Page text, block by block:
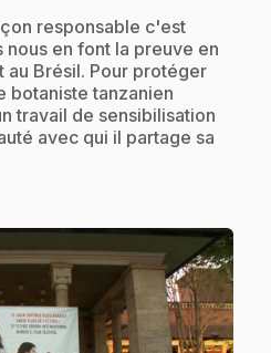
responsable c'est
nous en font la preuve en
Brésil. Pour protéger
botaniste tanzanien
travail de sensibilisation
avec qui il partage sa